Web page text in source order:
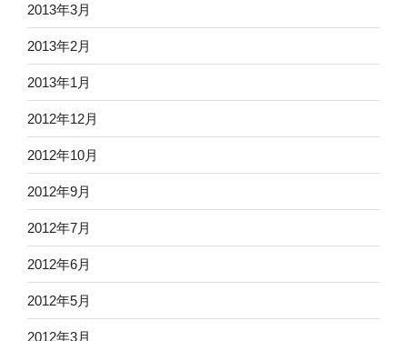
2013年3月
2013年2月
2013年1月
2012年12月
2012年10月
2012年9月
2012年7月
2012年6月
2012年5月
2012年3月